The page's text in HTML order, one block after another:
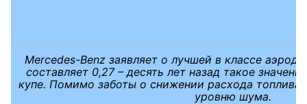
Mercedes-Benz заявляет о лучшей в классе
составляет 0,27 – десять лет назад такое
купе. Помимо заботы о снижении расхода топлива
уровню шума.